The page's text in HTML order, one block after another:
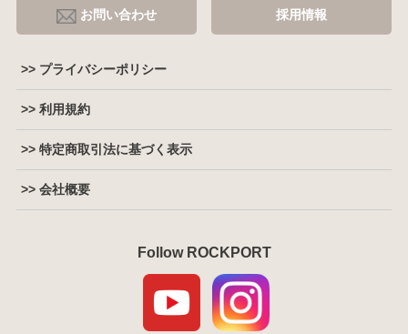
お問い合わせ 採用情報
>> プライバシーポリシー
>> 利用規約
>> 特定商取引法に基づく表示
>> 会社概要
Follow ROCKPORT